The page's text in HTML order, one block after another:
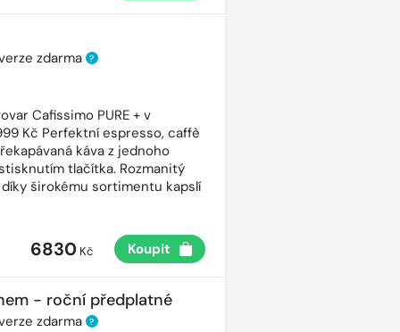
zdarma ?
Cafissimo PURE + v
Kč Perfektní espresso, caffè
káva z jednoho
tlačítka. Rozmanitý
širokému sortimentu kapslí
6830Kč Koupit
- roční předplatné
zdarma ?